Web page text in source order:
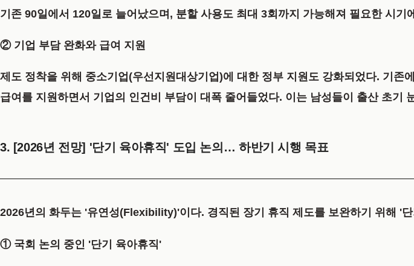
기존 90일에서 120일 로 늘어났으며, 분할 사용도 최대 3회 까지 가능해져 필요한 시기
② 기업 부담 완화와 급여 지원
제도 정착을 위해 중소기업(우선지원대상기업)에 대한 정부 지원도 강화되었다. 기존
급여를 지원하면서 기업의 인건비 부담이 대폭 줄어들었다. 이는 남성들이 출산 초
3. [2026년 전망] '단기 육아휴직' 도입 논의… 하반기 시행 목표
2026년의 화두는 '유연성(Flexibility)'이다. 경직된 장기 휴직 제도를 보완하기 위해 '
① 국회 논의 중인 '단기 육아휴직'